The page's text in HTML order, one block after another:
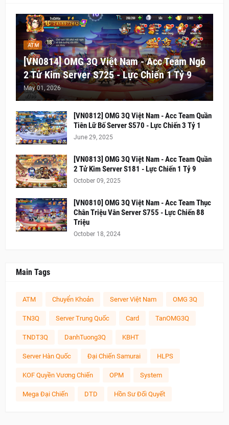
ATM
[VN0814] OMG 3Q Việt Nam - Acc Team Ngô
2 Tử Kim Server S725 - Lực Chiến 1 Tỷ 9
May 01, 2026
[VN0812] OMG 3Q Việt Nam - Acc Team Quần
Tiên Lữ Bố Server S570 - Lực Chiến 3 Tỷ 1
June 29, 2025
[VN0813] OMG 3Q Việt Nam - Acc Team Quần
2 Tử Kim Server S181 - Lực Chiến 1 Tỷ 9
October 09, 2025
[VN0810] OMG 3Q Việt Nam - Acc Team Thục
Chân Triệu Vân Server S755 - Lực Chiến 88
Triệu
October 18, 2024
Main Tags
ATM Chuyển Khoản Server Việt Nam OMG 3Q
TN3Q Server Trung Quốc Card TanOMG3Q
TNDT3Q DanhTuong3Q KBHT
Server Hàn Quốc Đại Chiến Samurai HLPS
KOF Quyền Vương Chiến OPM System
Mega Đại Chiến DTD Hồn Sư Đối Quyết